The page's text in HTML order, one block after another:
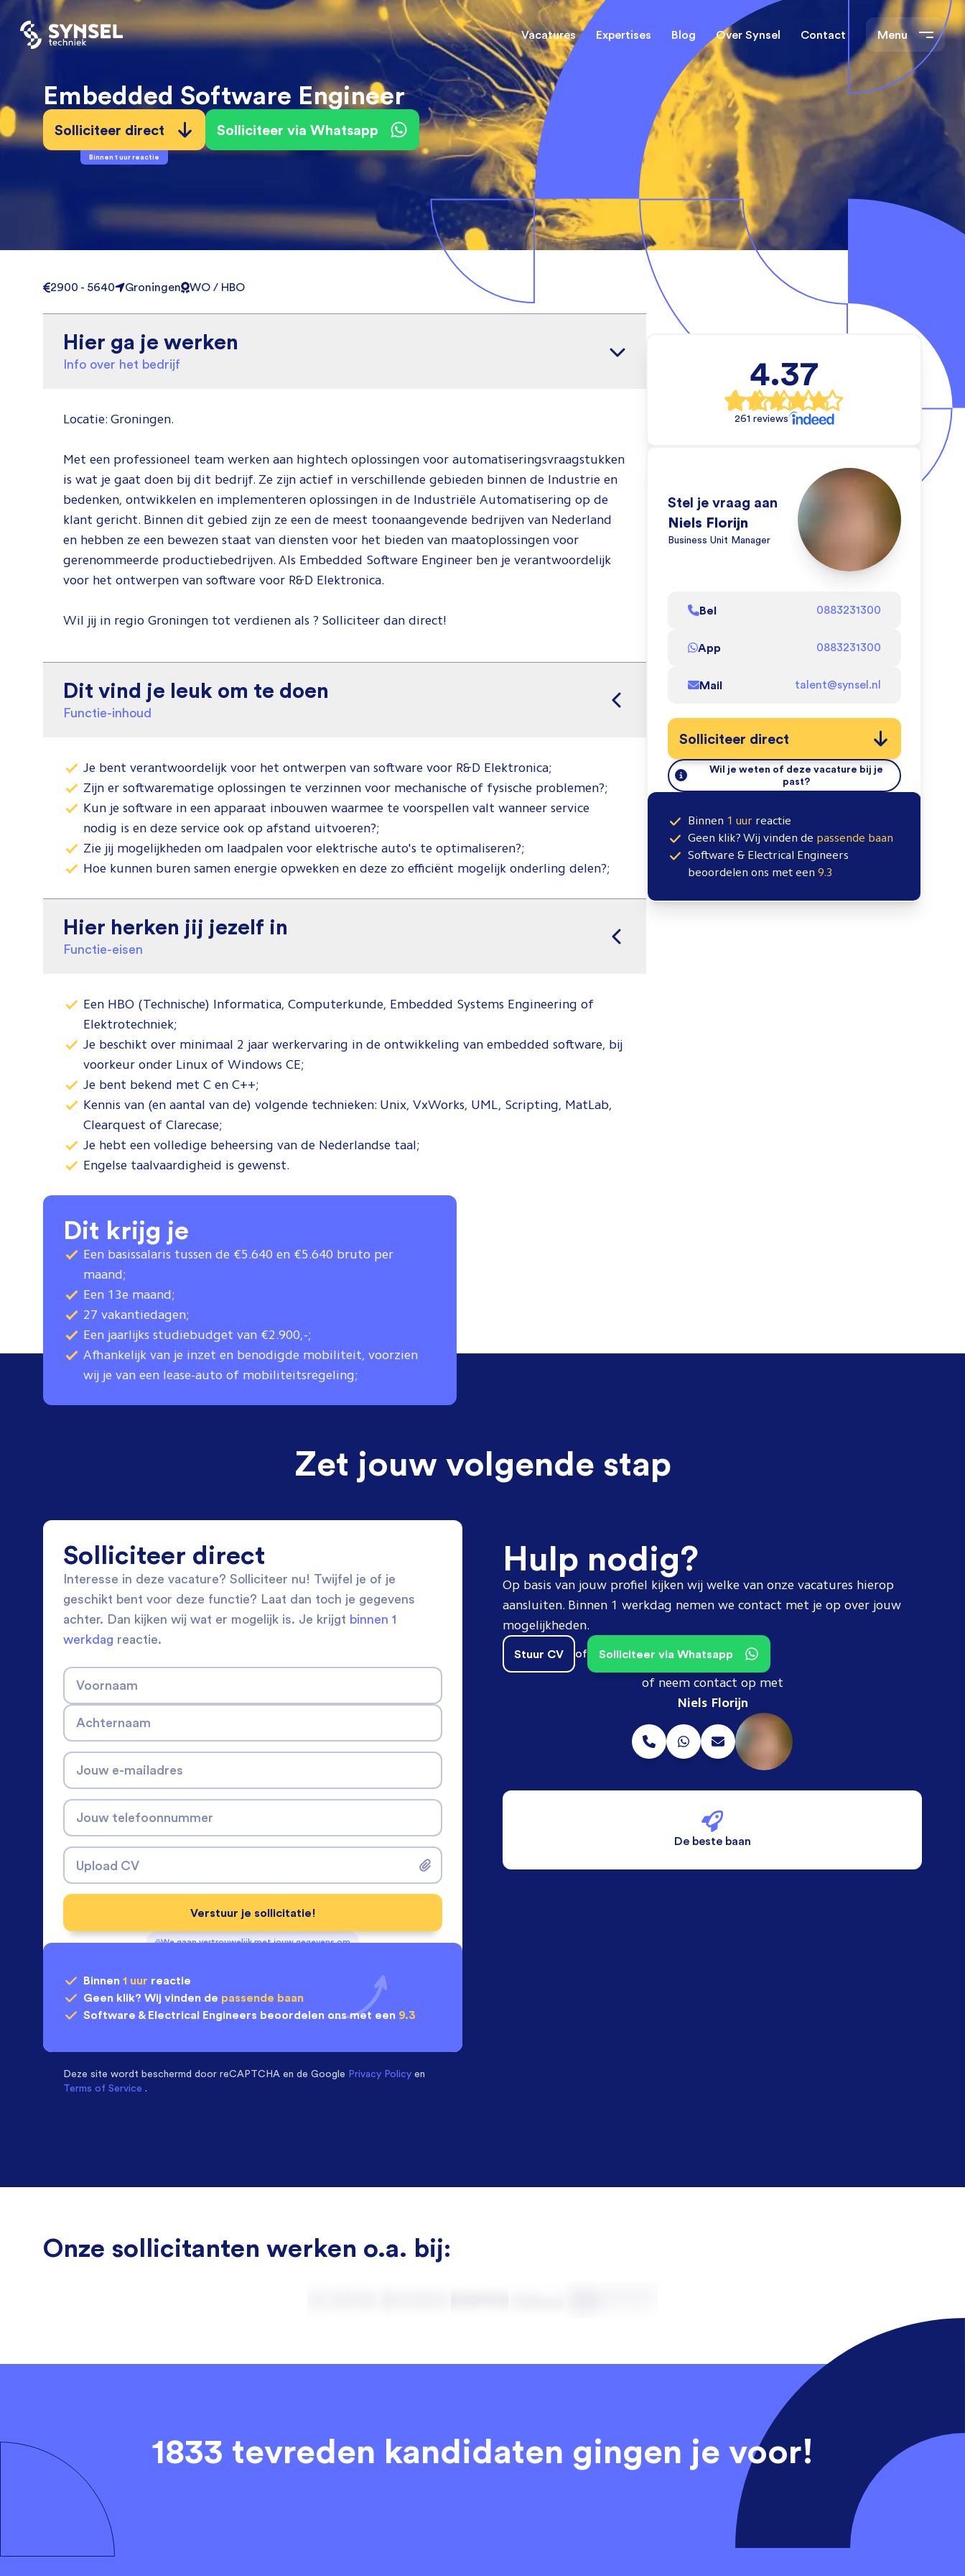
Vacatures
(Field) Service Engineers Mechanical Engineers
Software & Electrical
Engineers
Monteurs Technische
Monteurs binnendienst Installatietechniek
Technisch-Commercieel Operators
Expertises
(Field) Service Engineers Mechanical Engineers
Software & Electrical
Engineers
Monteurs Technische
Dienst
Monteurs binnendienst
Blog Over Synsel Contact Menu
Embedded Software Engineer
Solliciteer direct
Binnen 1 uur reactie
Solliciteer via Whatsapp
voor
Jij weet wat je
wil en wij
weten waar je
dat kan doen.
Check de video
2900 - 5640 Groningen WO / HBO
Hier ga je werken
Info over het bedrijf
Locatie: Groningen.
Met een professioneel team werken aan hightech oplossingen voor automatiseringsvraagstukken
is wat je gaat doen bij dit bedrijf. Ze zijn actief in verschillende gebieden binnen de Industrie en
bedenken, ontwikkelen en implementeren oplossingen in de Industriële Automatisering op de
klant gericht. Binnen dit gebied zijn ze een de meest toonaangevende bedrijven van Nederland
en hebben ze een bewezen staat van diensten voor het bieden van maatoplossingen voor
gerenommeerde productiebedrijven. Als Embedded Software Engineer ben je verantwoordelijk
voor het ontwerpen van software voor R&D Elektronica.
Wil jij in regio Groningen tot verdienen als ? Solliciteer dan direct!
Dit vind je leuk om te doen
Functie-inhoud
Je bent verantwoordelijk voor het ontwerpen van software voor R&D Elektronica;
Zijn er softwarematige oplossingen te verzinnen voor mechanische of fysische problemen?;
Kun je software in een apparaat inbouwen waarmee te voorspellen valt wanneer service
nodig is en deze service ook op afstand uitvoeren?;
Zie jij mogelijkheden om laadpalen voor elektrische auto's te optimaliseren?;
Hoe kunnen buren samen energie opwekken en deze zo efficiënt mogelijk onderling delen?;
Hier herken jij jezelf in
Functie-eisen
Een HBO (Technische) Informatica, Computerkunde, Embedded Systems Engineering of
Elektrotechniek;
Je beschikt over minimaal 2 jaar werkervaring in de ontwikkeling van embedded software, bij
voorkeur onder Linux of Windows CE;
Je bent bekend met C en C++;
Kennis van (en aantal van de) volgende technieken: Unix, VxWorks, UML, Scripting, MatLab,
Clearquest of Clarecase;
Je hebt een volledige beheersing van de Nederlandse taal;
Engelse taalvaardigheid is gewenst.
Dit krijg je
Een basissalaris tussen de €5.640 en €5.640 bruto per
maand;
Een 13e maand;
27 vakantiedagen;
Een jaarlijks studiebudget van €2.900,-;
Afhankelijk van je inzet en benodigde mobiliteit, voorzien
wij je van een lease-auto of mobiliteitsregeling;
4.37
261 reviews
Stel je vraag aan
Niels Florijn
Business Unit Manager
Bel 0883231300
App 0883231300
Mail talent@synsel.nl
Solliciteer direct
Wil je weten of deze vacature bij je
past?
Binnen 1 uur reactie
Geen klik? Wij vinden de passende baan
Software & Electrical Engineers
beoordelen ons met een 9.3
Zet jouw volgende stap
Solliciteer direct
Interesse in deze vacature? Solliciteer nu! Twijfel je of je
geschikt bent voor deze functie? Laat dan toch je gegevens
achter. Dan kijken wij wat er mogelijk is. Je krijgt binnen 1
werkdag reactie.
Voornaam
Achternaam
Jouw e-mailadres
Jouw telefoonnummer
Upload CV
We gaan vertrouwelijk met jouw gegevens om
Verstuur je sollicitatie!
Binnen 1 uur reactie
Geen klik? Wij vinden de passende baan
Software & Electrical Engineers beoordelen ons met een 9.3
Deze site wordt beschermd door reCAPTCHA en de Google Privacy Policy en
Terms of Service .
Hulp nodig?
Op basis van jouw profiel kijken wij welke van onze vacatures hierop
aansluiten. Binnen 1 werkdag nemen we contact met je op over jouw
mogelijkheden.
Stuur CV of Solliciteer via Whatsapp
of neem contact op met
Niels Florijn
De beste baan
Onze sollicitanten werken o.a. bij:
1833 tevreden kandidaten gingen je voor!